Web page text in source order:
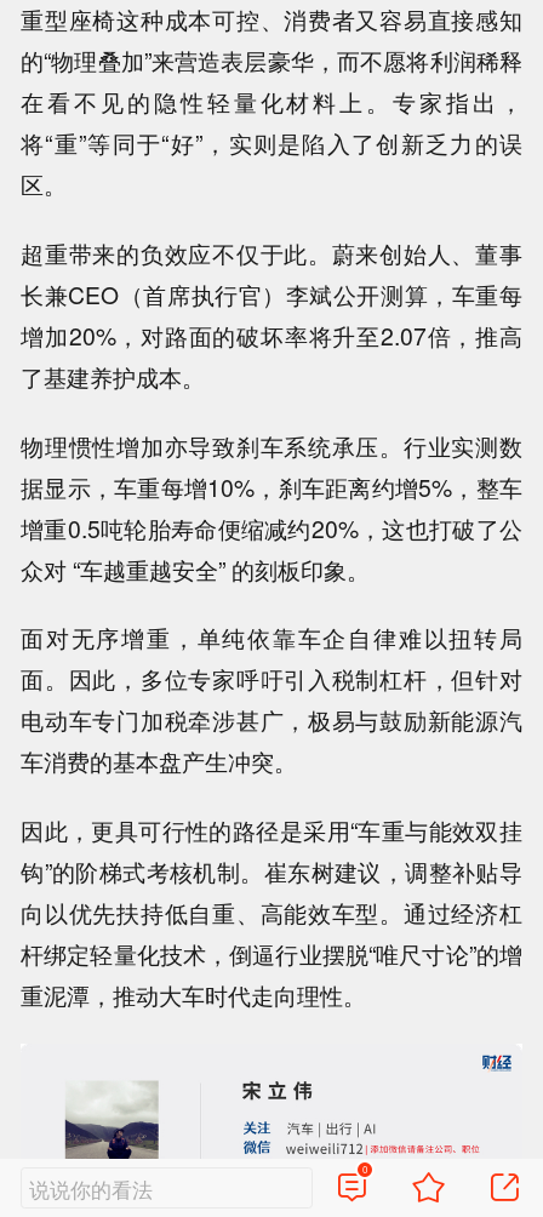
重型座椅这种成本可控、消费者又容易直接感知
的“物理叠加”来营造表层豪华，而不愿将利润稀释
在看不见的隐性轻量化材料上。专家指出，
将“重”等同于“好”，实则是陷入了创新乏力的误
区。
超重带来的负效应不仅于此。蔚来创始人、董事
长兼CEO（首席执行官）李斌公开测算，车重每
增加20%，对路面的破坏率将升至2.07倍，推高
了基建养护成本。
物理惯性增加亦导致刹车系统承压。行业实测数
据显示，车重每增10%，刹车距离约增5%，整车
增重0.5吨轮胎寿命便缩减约20%，这也打破了公
众对 “车越重越安全” 的刻板印象。
面对无序增重，单纯依靠车企自律难以扭转局
面。因此，多位专家呼吁引入税制杠杆，但针对
电动车专门加税牵涉甚广，极易与鼓励新能源汽
车消费的基本盘产生冲突。
因此，更具可行性的路径是采用“车重与能效双挂
钩”的阶梯式考核机制。崔东树建议，调整补贴导
向以优先扶持低自重、高能效车型。通过经济杠
杆绑定轻量化技术，倒逼行业摆脱“唯尺寸论”的增
重泥潭，推动大车时代走向理性。
说说你的看法
0